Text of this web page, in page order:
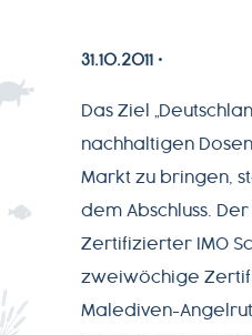
MAGAZIN
ÜBER
UNS
PRODUKTWELT
SERVICE
31.10.2011
Das Ziel
nachhaltigen
Markt zu bringen,
dem Abschluss.
Zertifizierter IMO
zweiwöchige
Malediven-